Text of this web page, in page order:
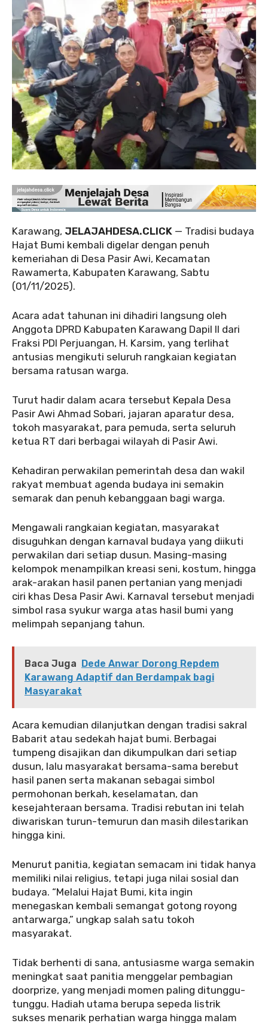
Karawang, JELAJAHDESA.CLICK — Tradisi budaya
Hajat Bumi kembali digelar dengan penuh
kemeriahan di Desa Pasir Awi, Kecamatan
Rawamerta, Kabupaten Karawang, Sabtu
(01/11/2025).
Acara adat tahunan ini dihadiri langsung oleh
Anggota DPRD Kabupaten Karawang Dapil II dari
Fraksi PDI Perjuangan, H. Karsim, yang terlihat
antusias mengikuti seluruh rangkaian kegiatan
bersama ratusan warga.
Turut hadir dalam acara tersebut Kepala Desa
Pasir Awi Ahmad Sobari, jajaran aparatur desa,
tokoh masyarakat, para pemuda, serta seluruh
ketua RT dari berbagai wilayah di Pasir Awi.
Kehadiran perwakilan pemerintah desa dan wakil
rakyat membuat agenda budaya ini semakin
semarak dan penuh kebanggaan bagi warga.
Mengawali rangkaian kegiatan, masyarakat
disuguhkan dengan karnaval budaya yang diikuti
perwakilan dari setiap dusun. Masing-masing
kelompok menampilkan kreasi seni, kostum, hingga
arak-arakan hasil panen pertanian yang menjadi
ciri khas Desa Pasir Awi. Karnaval tersebut menjadi
simbol rasa syukur warga atas hasil bumi yang
melimpah sepanjang tahun.
Baca Juga Dede Anwar Dorong Repdem
Karawang Adaptif dan Berdampak bagi
Masyarakat
Acara kemudian dilanjutkan dengan tradisi sakral
Babarit atau sedekah hajat bumi. Berbagai
tumpeng disajikan dan dikumpulkan dari setiap
dusun, lalu masyarakat bersama-sama berebut
hasil panen serta makanan sebagai simbol
permohonan berkah, keselamatan, dan
kesejahteraan bersama. Tradisi rebutan ini telah
diwariskan turun-temurun dan masih dilestarikan
hingga kini.
Menurut panitia, kegiatan semacam ini tidak hanya
memiliki nilai religius, tetapi juga nilai sosial dan
budaya. “Melalui Hajat Bumi, kita ingin
menegaskan kembali semangat gotong royong
antarwarga,” ungkap salah satu tokoh
masyarakat.
Tidak berhenti di sana, antusiasme warga semakin
meningkat saat panitia menggelar pembagian
doorprize, yang menjadi momen paling ditunggu-
tunggu. Hadiah utama berupa sepeda listrik
sukses menarik perhatian warga hingga malam